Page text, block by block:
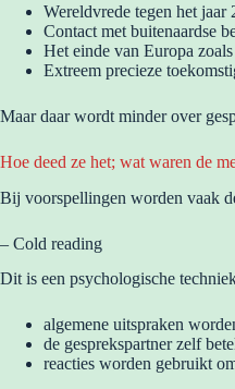
Wereldvrede tegen het jaar
Contact met buitenaardse
Het einde van Europa
Extreem precieze
Maar daar wordt minder over
Hoe deed ze het; wat waren de
Bij voorspellingen worden vaak
– Cold reading
Dit is een psychologische
algemene uitspraken
de gesprekspartner zelf
reacties worden gebruikt